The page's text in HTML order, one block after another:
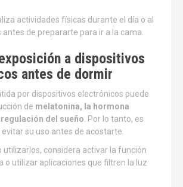
actividades físicas durante el día o al
antes de prepararte para ir a la cama.
a dispositivos
antes de dormir
por dispositivos electrónicos puede
de melatonina, la hormona
del sueño . Por lo tanto, es
su uso antes de acostarte.
utilizarlos, considera activar la función
o utilizar aplicaciones que filtren la luz